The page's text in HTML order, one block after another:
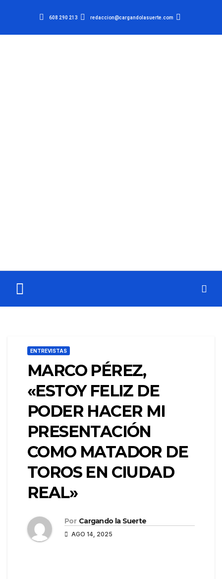
608 290 213 redaccion@cargandolasuerte.com
ENTREVISTAS
MARCO PÉREZ,
«ESTOY FELIZ DE
PODER HACER MI
PRESENTACIÓN
COMO MATADOR DE
TOROS EN CIUDAD
REAL»
Por Cargando la Suerte
AGO 14, 2025